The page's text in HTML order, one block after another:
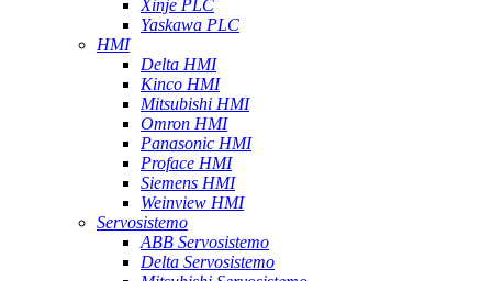
Xinje PLC
Yaskawa PLC
HMI
Delta HMI
Kinco HMI
Mitsubishi HMI
Omron HMI
Panasonic HMI
Proface HMI
Siemens HMI
Weinview HMI
Servosistemo
ABB Servosistemo
Delta Servosistemo